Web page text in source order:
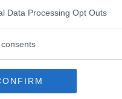
Data Processing Opt Outs
di prato e bosco
di ruolo e
Stratego